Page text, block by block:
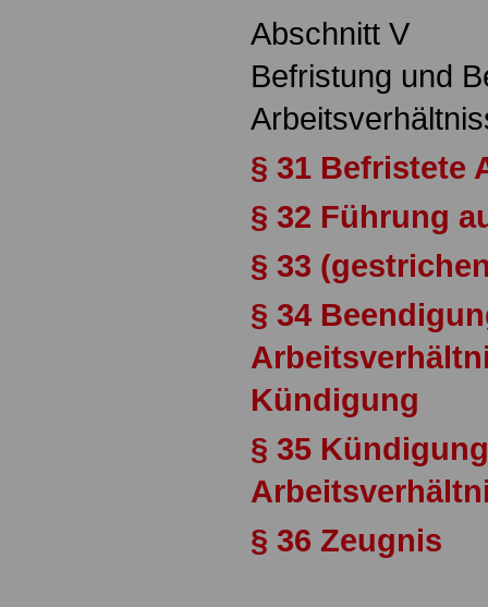
Abschnitt V
Befristung und
§ 31 Befristete
§ 32 Führung
§ 33
§ 34
Kündigung
§ 35
§ 36 Zeugnis